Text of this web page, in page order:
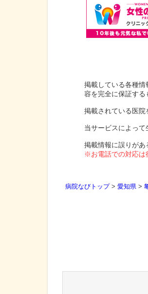
掲載している各種
容を完全に保証する
掲載されている医院
当サービスによっ
掲載情報に誤りがあ
※お電話での対応は
病院なびトップ> 愛知県 >